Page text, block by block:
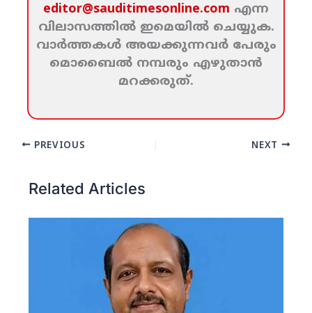
editor@sauditimesonline.com എന്ന
വിലാസത്തില്‍ ഇമെയില്‍ ചെയ്യുക.
വാര്‍ത്തകള്‍ അയക്കുന്നവര്‍ പേരും
മൊബൈല്‍ നമ്പരും എഴുതാന്‍
മറക്കരുത്‌.
PREVIOUS NEXT
Related Articles